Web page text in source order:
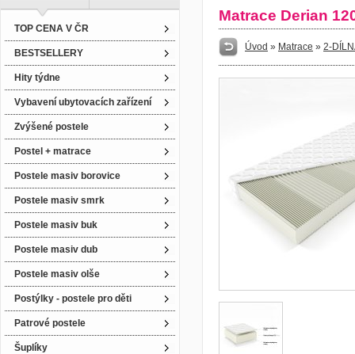
TOP CENA V ČR
BESTSELLERY
Hity týdne
Vybavení ubytovacích zařízení
Zvýšené postele
Postel + matrace
Postele masiv borovice
Postele masiv smrk
Postele masiv buk
Postele masiv dub
Postele masiv olše
Postýlky - postele pro děti
Patrové postele
Šuplíky
Matrace Derian
Úvod » Matrace » 2-